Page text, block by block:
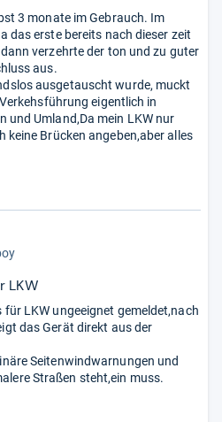
3 monate im Gebrauch. Im
das erste bereits nach dieser zeit
verzehrte der ton und zu guter
aus.
ausgetauscht wurde, muckt
eigentlich in
und Umland,Da mein LKW nur
keine Brücken angeben,aber alles
LKW
LKW ungeeignet gemeldet,nach
das Gerät direkt aus der
Seitenwindwarnungen und
Straßen steht,ein muss.